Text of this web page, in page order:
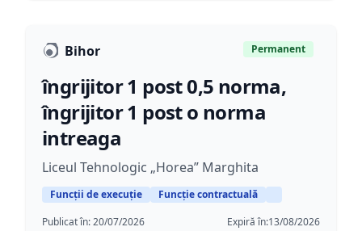
Bihor Permanent
îngrijitor 1 post 0,5 norma,
îngrijitor 1 post o norma
intreaga
Liceul Tehnologic „Horea” Marghita
Funcții de execuție
Funcție contractuală
Publicat în:20/07/2026 Expiră în:13/08/2026